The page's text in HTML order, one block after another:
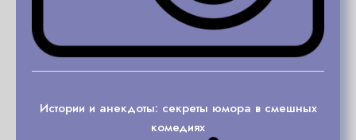
Истории и анекдоты: секреты юмора в смешных
комедиях